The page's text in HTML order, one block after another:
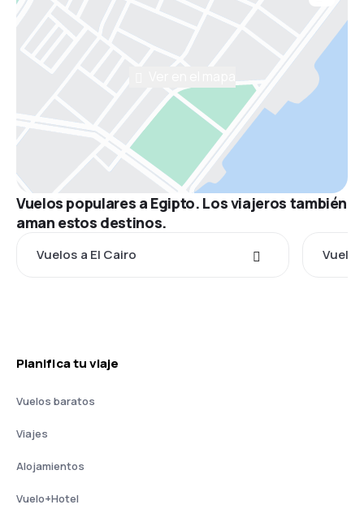
Vuelos populares a Egipto. Los viajeros también
aman estos destinos.
Vuelos a El Cairo
Planifica tu viaje
Vuelos baratos
Viajes
Alojamientos
Vuelo+Hotel